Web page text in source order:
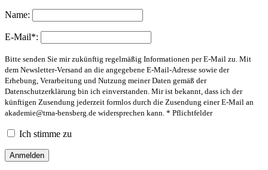
Name:
E-Mail*:
Bitte senden Sie mir zukünftig regelmäßig Informationen per E-Mail zu. Mit
dem Newsletter-Versand an die angegebene E-Mail-Adresse sowie der
Erhebung, Verarbeitung und Nutzung meiner Daten gemäß der
Datenschutzerklärung bin ich einverstanden. Mir ist bekannt, dass ich der
künftigen Zusendung jederzeit formlos durch die Zusendung einer E-Mail an
akademie@tma-bensberg.de widersprechen kann. * Pflichtfelder
Ich stimme zu